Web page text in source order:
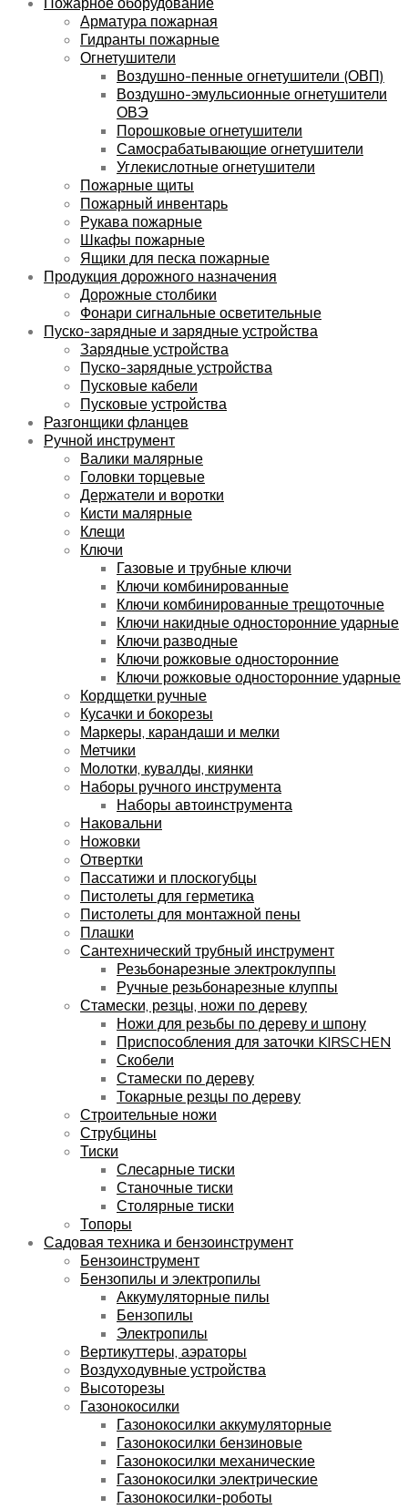
Арматура пожарная
Гидранты пожарные
Огнетушители
Воздушно-пенные огнетушители (ОВП)
Воздушно-эмульсионные огнетушители
ОВЭ
Порошковые огнетушители
Самосрабатывающие огнетушители
Углекислотные огнетушители
Пожарные щиты
Пожарный инвентарь
Рукава пожарные
Шкафы пожарные
Ящики для песка пожарные
Продукция дорожного назначения
Дорожные столбики
Фонари сигнальные осветительные
Пуско-зарядные и зарядные устройства
Зарядные устройства
Пуско-зарядные устройства
Пусковые кабели
Пусковые устройства
Разгонщики фланцев
Ручной инструмент
Валики малярные
Головки торцевые
Держатели и воротки
Кисти малярные
Клещи
Ключи
Газовые и трубные ключи
Ключи комбинированные
Ключи комбинированные трещоточные
Ключи накидные односторонние ударные
Ключи разводные
Ключи рожковые односторонние
Ключи рожковые односторонние ударные
Кордщетки ручные
Кусачки и бокорезы
Маркеры, карандаши и мелки
Метчики
Молотки, кувалды, киянки
Наборы ручного инструмента
Наборы автоинструмента
Наковальни
Ножовки
Отвертки
Пассатижи и плоскогубцы
Пистолеты для герметика
Пистолеты для монтажной пены
Плашки
Сантехнический трубный инструмент
Резьбонарезные электроклуппы
Ручные резьбонарезные клуппы
Стамески, резцы, ножи по дереву
Ножи для резьбы по дереву и шпону
Приспособления для заточки KIRSCHEN
Скобели
Стамески по дереву
Токарные резцы по дереву
Строительные ножи
Струбцины
Тиски
Слесарные тиски
Станочные тиски
Столярные тиски
Топоры
Садовая техника и бензоинструмент
Бензоинструмент
Бензопилы и электропилы
Аккумуляторные пилы
Бензопилы
Электропилы
Вертикуттеры, аэраторы
Воздуходувные устройства
Высоторезы
Газонокосилки
Газонокосилки аккумуляторные
Газонокосилки бензиновые
Газонокосилки механические
Газонокосилки электрические
Газонокосилки-роботы